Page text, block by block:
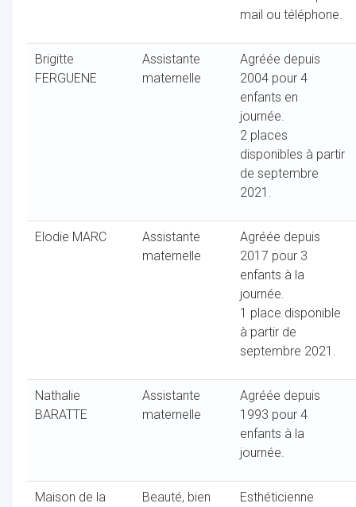
mail ou téléphone.
Brigitte
FERGUENE
Assistante
maternelle
Agréée depuis
2004 pour 4
enfants en
journée.
2 places
disponibles à partir
de septembre
2021.
Elodie MARC
Assistante
maternelle
Agréée depuis
2017 pour 3
enfants à la
journée.
1 place disponible
à partir de
septembre 2021.
Nathalie
BARATTE
Assistante
maternelle
Agréée depuis
1993 pour 4
enfants à la
journée.
Maison de la
Beauté, bien
Esthéticienne